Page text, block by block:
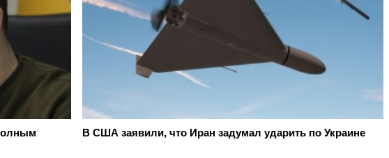
В США заявили, что Иран задумал ударить по Украине